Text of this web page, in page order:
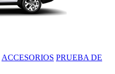
ACCESORIOS PRUEBA DE